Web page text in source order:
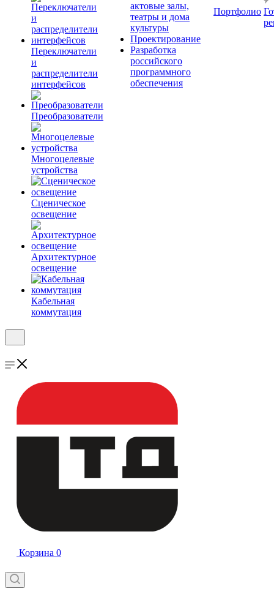
Переключатели
и
распределители
интерфейсов
Преобразователи
Многоцелевые
устройства
Сценическое
освещение
Архитектурное
освещение
Кабельная
коммутация
актовые залы,
театры и дома
культуры
Проектирование
Разработка
российского
программного
обеспечения
Портфолио
Корзина 0